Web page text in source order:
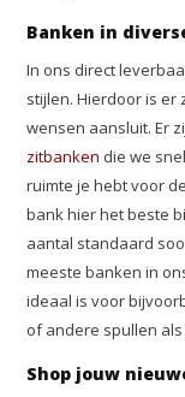
Banken in
In ons direct
stijlen. Hierdoor is er
wensen aansluit. Er
zitbanken die we
ruimte je hebt voor
bank hier het beste
aantal standaard
meeste banken in
ideaal is voor
of andere spullen
Shop jouw